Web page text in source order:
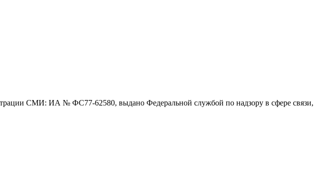
СМИ: ИА № ФС77-62580, выдано Федеральной службой по надзору в сфере связи,